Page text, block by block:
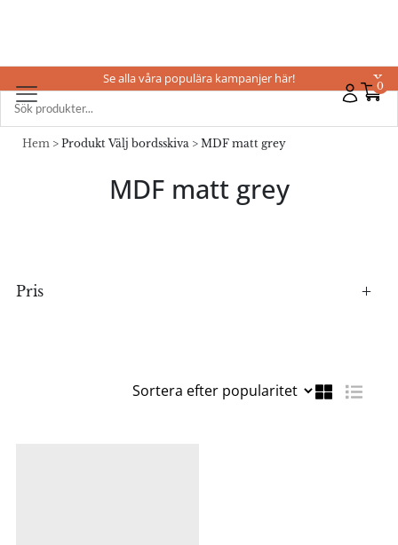
0
Se alla våra populära kampanjer här! X
Hem > Produkt Välj bordsskiva > MDF matt grey
MDF matt grey
Pris